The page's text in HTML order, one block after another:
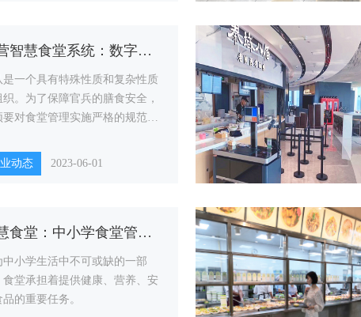
军营智慧食堂系统：数字化运营的未来
是一个具有特殊性质和复杂性质
织。为了保障官兵的膳食安全，
要对食堂管理实施严格的规范和
动态 2023-06-01
智慧食堂：中小学食堂管理的新选择
中小学生活中不可或缺的一部
食堂承担着提供健康、营养、安
品的重要任务。